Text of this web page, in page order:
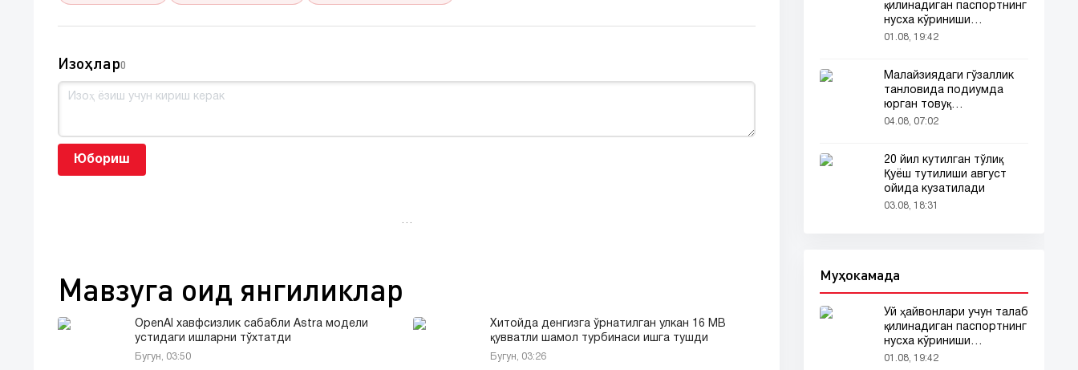
Изоҳлар0
Юбориш
…
Мавзуга оид янгиликлар
OpenAI хавфсизлик сабабли Astra модели
устидаги ишларни тўхтатди
Бугун, 03:50
Хитойда денгизга ўрнатилган улкан 16 МВ
қувватли шамол турбинаси ишга тушди
Бугун, 03:26
қилинадиган паспортнинг
нусха кўриниши
тармоқларда тарқалди
01.08, 19:42
Малайзиядаги гўзаллик
танловида подиумда
юрган товуқ
томошабинлар
04.08, 07:02
20 йил кутилган тўлиқ
Қуёш тутилиши август
ойида кузатилади
03.08, 18:31
Муҳокамада
Уй ҳайвонлари учун талаб
қилинадиган паспортнинг
нусха кўриниши
тармоқларда тарқалди
01.08, 19:42